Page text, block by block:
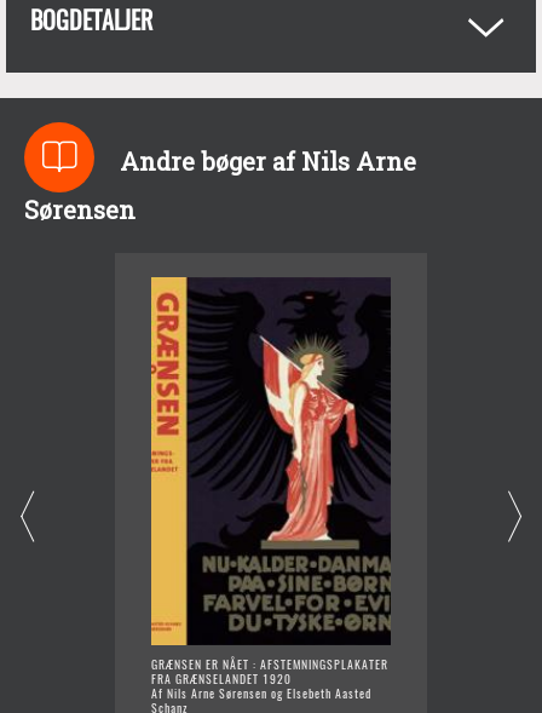
BOGDETALJER
Andre bøger af Nils Arne
Sørensen
GRÆNSEN ER NÅET : AFSTEMNINGSPLAKATER
FRA GRÆNSELANDET 1920
Af Nils Arne Sørensen og Elsebeth Aasted
Schanz